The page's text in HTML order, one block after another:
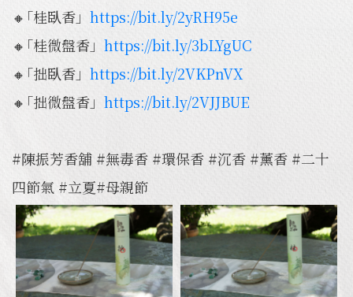
🔸｢桂臥香」 https://bit.ly/2yRH95e
🔸｢桂微盤香」 https://bit.ly/3bLYgUC
🔸｢拙臥香」 https://bit.ly/2VKPnVX
🔸｢拙微盤香」 https://bit.ly/2VJJBUE
#陳振芳香舖 #無毒香 #環保香 #沉香 #薰香 #二十
四節氣 #立夏#母親節